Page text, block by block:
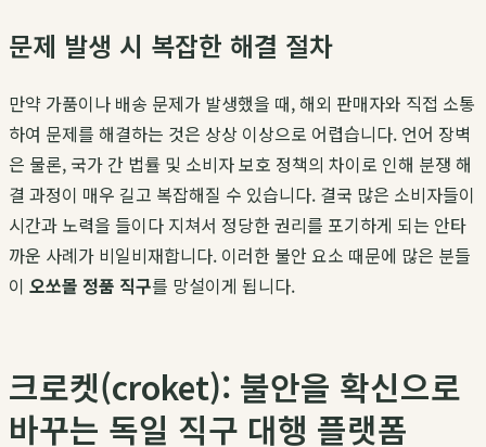
문제 발생 시 복잡한 해결 절차
만약 가품이나 배송 문제가 발생했을 때, 해외 판매자와 직접 소통
하여 문제를 해결하는 것은 상상 이상으로 어렵습니다. 언어 장벽
은 물론, 국가 간 법률 및 소비자 보호 정책의 차이로 인해 분쟁 해
결 과정이 매우 길고 복잡해질 수 있습니다. 결국 많은 소비자들이
시간과 노력을 들이다 지쳐서 정당한 권리를 포기하게 되는 안타
까운 사례가 비일비재합니다. 이러한 불안 요소 때문에 많은 분들
이 오쏘몰 정품 직구를 망설이게 됩니다.
크로켓(croket): 불안을 확신으로
바꾸는 독일 직구 대행 플랫폼